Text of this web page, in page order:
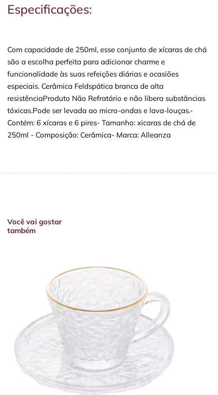
Especificações:
Com capacidade de 250ml, esse conjunto de xícaras de chá
são a escolha perfeita para adicionar charme e
funcionalidade às suas refeições diárias e ocasiões
especiais. Cerâmica Feldspática branca de alta
resistênciaProduto Não Refratário e não libera substâncias
tóxicas.Pode ser levada ao micro-ondas e lava-louças.-
Contém: 6 xícaras e 6 pires- Tamanho: xicaras de chá de
250ml - Composição: Cerâmica- Marca: Alleanza
Você vai gostar
também